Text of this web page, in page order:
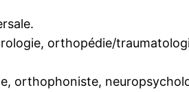
orthopédie/
orthophoniste,